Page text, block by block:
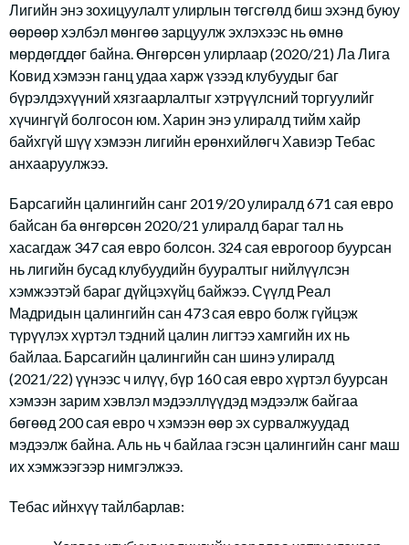
Лигийн энэ зохицуулалт улирлын төгсгөлд биш эхэнд буюу
өөрөөр хэлбэл мөнгөө зарцуулж эхлэхээс нь өмнө
мөрдөгддөг байна. Өнгөрсөн улирлаар (2020/21) Ла Лига
Ковид хэмээн ганц удаа харж үзээд клубуудыг баг
бүрэлдэхүүний хязгаарлалтыг хэтрүүлсний торгуулийг
хүчингүй болгосон юм. Харин энэ улиралд тийм хайр
байхгүй шүү хэмээн лигийн ерөнхийлөгч Хавиэр Тебас
анхааруулжээ.
Барсагийн цалингийн санг 2019/20 улиралд 671 сая евро
байсан ба өнгөрсөн 2020/21 улиралд бараг тал нь
хасагдаж 347 сая евро болсон. 324 сая еврогоор буурсан
нь лигийн бусад клубуудийн бууралтыг нийлүүлсэн
хэмжээтэй бараг дүйцэхүйц байжээ. Сүүлд Реал
Мадридын цалингийн сан 473 сая евро болж гүйцэж
түрүүлэх хүртэл тэдний цалин лигтээ хамгийн их нь
байлаа. Барсагийн цалингийн сан шинэ улиралд
(2021/22) үүнээс ч илүү, бүр 160 сая евро хүртэл буурсан
хэмээн зарим хэвлэл мэдээллүүдэд мэдээлж байгаа
бөгөөд 200 сая евро ч хэмээн өөр эх сурвалжуудад
мэдээлж байна. Аль нь ч байлаа гэсэн цалингийн санг маш
их хэмжээгээр нимгэлжээ.
Тебас ийнхүү тайлбарлав: